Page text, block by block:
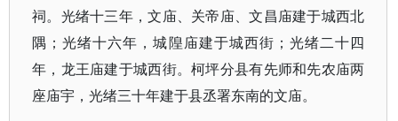
祠。光绪十三年，文庙、关帝庙、文昌庙建于城西北
隅；光绪十六年，城隍庙建于城西街；光绪二十四
年，龙王庙建于城西街。柯坪分县有先师和先农庙两
座庙宇，光绪三十年建于县丞署东南的文庙。